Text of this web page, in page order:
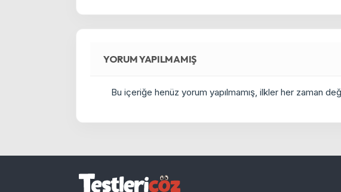
YORUM YAPILMAMIŞ
Bu içeriğe henüz yorum yapılmamış, ilkler her zaman